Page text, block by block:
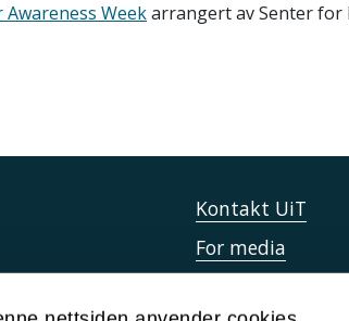
Awareness Weekarrangert av Senter
Kontakt UiT
For media